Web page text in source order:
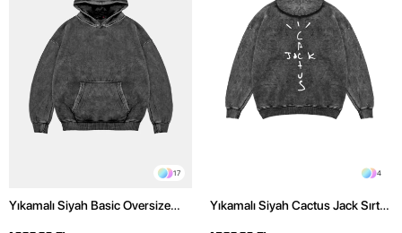
17
Yıkamalı Siyah Basic Oversize
4
Yıkamalı Siyah Cactus Jack Sırt